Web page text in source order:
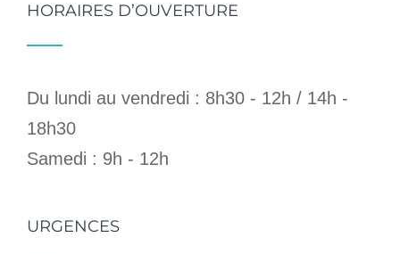
HORAIRES D’OUVERTURE
Du lundi au vendredi : 8h30 - 12h / 14h -
18h30
Samedi : 9h - 12h
URGENCES